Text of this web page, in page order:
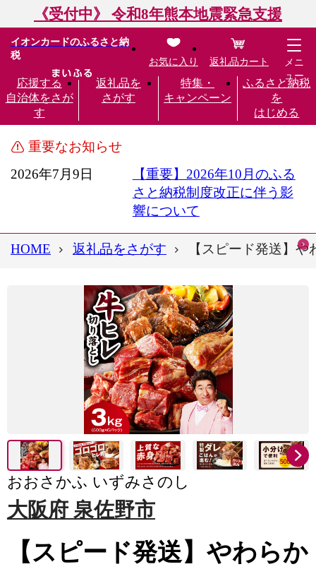
《受付中》 令和8年熊本地震緊急支援
イオンカードのふるさと納
税
応援する
自治体をさが
す
返礼品を
さがす
特集・
キャンペーン
ふるさと納税
を
はじめる
お気に入り 返礼品カート
メニ
ュー
重要なお知らせ
2026年7月9日
【重要】2026年10月のふる
さと納税制度改正に伴う影
響について
HOME 返礼品をさがす 【スピード発送】
おおさかふ いずみさのし
大阪府 泉佐野市
【スピード発送】やわらか